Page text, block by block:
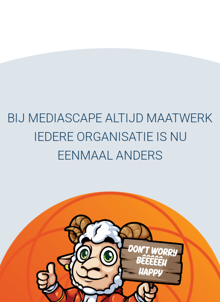
BIJ MEDIASCAPE ALTIJD MAATWERK
IEDERE ORGANISATIE IS NU
EENMAAL ANDERS